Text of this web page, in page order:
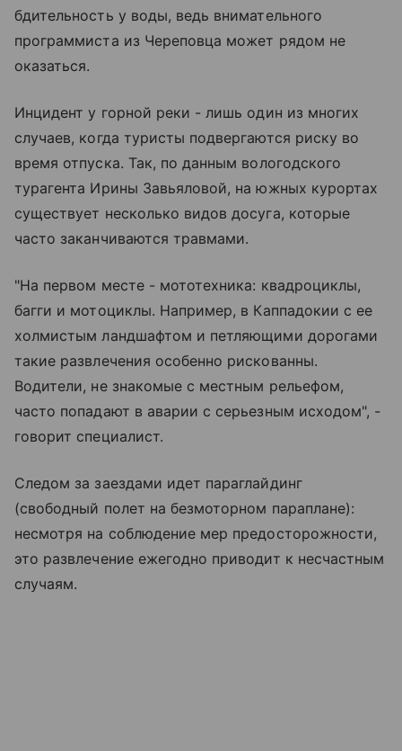
бдительность у воды, ведь внимательного
программиста из Череповца может рядом не
оказаться.
Инцидент у горной реки - лишь один из многих
случаев, когда туристы подвергаются риску во
время отпуска. Так, по данным вологодского
турагента Ирины Завьяловой, на южных курортах
существует несколько видов досуга, которые
часто заканчиваются травмами.
"На первом месте - мототехника: квадроциклы,
багги и мотоциклы. Например, в Каппадокии с ее
холмистым ландшафтом и петляющими дорогами
такие развлечения особенно рискованны.
Водители, не знакомые с местным рельефом,
часто попадают в аварии с серьезным исходом", -
говорит специалист.
Следом за заездами идет параглайдинг
(свободный полет на безмоторном параплане):
несмотря на соблюдение мер предосторожности,
это развлечение ежегодно приводит к несчастным
случаям.